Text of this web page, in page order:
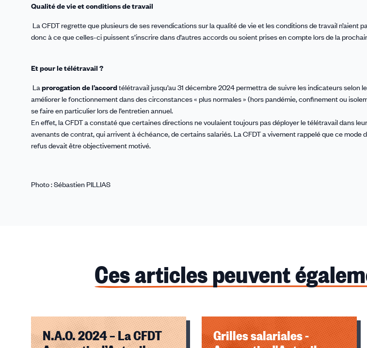
Qualité de vie et conditions de travail
La CFDT regrette que plusieurs de ses revendications sur la qualité de vie et les conditions de travail n’aient
donc à ce que celles-ci puissent s’inscrire dans d’autres accords ou soient prises en compte lors de la
Et pour le télétravail ?
La prorogation de l’accordtélétravail jusqu’au 31 décembre 2024 permettra de suivre les indicateurs selon
améliorer le fonctionnement dans des circonstances « plus normales » (hors pandémie, confinement ou
se faire en particulier lors de l’entretien annuel.
En effet, la CFDT a constaté que certaines directions ne voulaient toujours pas déployer le télétravail dans
avenants de contrat, qui arrivent à échéance, de certains salariés. La CFDT a vivement rappelé que ce mode
refus devait être objectivement motivé.
Photo : Sébastien PILLIAS
Ces articles peuvent
N.A.O. 2024 – La CFDT
Grilles salariales -